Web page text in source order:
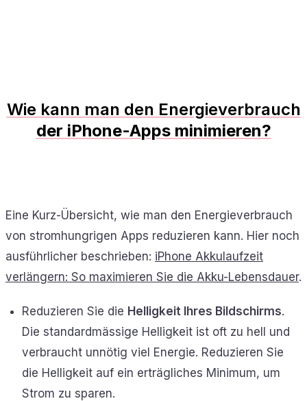
Wie kann man den Energieverbrauch
der iPhone-Apps minimieren?
Eine Kurz-Übersicht, wie man den Energieverbrauch
von stromhungrigen Apps reduzieren kann. Hier noch
ausführlicher beschrieben: iPhone Akkulaufzeit
verlängern: So maximieren Sie die Akku-Lebensdauer.
Reduzieren Sie die Helligkeit Ihres Bildschirms.
Die standardmässige Helligkeit ist oft zu hell und
verbraucht unnötig viel Energie. Reduzieren Sie
die Helligkeit auf ein erträgliches Minimum, um
Strom zu sparen.